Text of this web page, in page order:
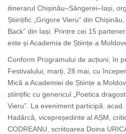
itinerarul Chișinău–Sângerei–Iași,
Științific „Grigore Vieru” din
Back” din Iași. Printre cei 15
este și Academia de Științe a
Conform Programului de acțiuni, în
Festivalului, marți, 28 mai, cu
Mică a Academiei de Științe a
științific cu genericul „Poetica
Vieru”. La eveniment participă:
Hadârcă, vicepreședinte al AȘM,
CODREANU, scriitoarea Doina